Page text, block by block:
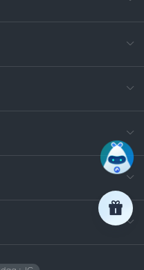
days)
9:30-
Email